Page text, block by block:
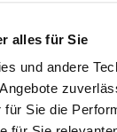
alles für Sie
und andere
für Sie die
2023):
III